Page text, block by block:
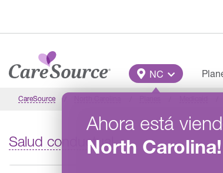
Main Menu
NC
Ahora está
North Carolina!
CareSource
Salud conductual